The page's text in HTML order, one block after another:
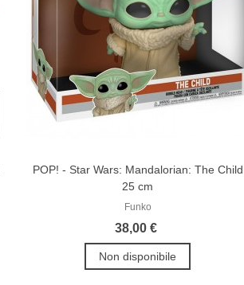
POP! - Star Wars: Mandalorian: The Child
25 cm
Funko
38,00 €
Non disponibile